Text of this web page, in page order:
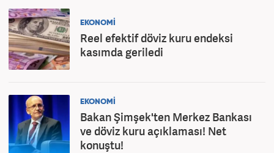
EKONOMİ
Reel efektif döviz kuru endeksi
kasımda geriledi
EKONOMİ
Bakan Şimşek'ten Merkez Bankası
ve döviz kuru açıklaması! Net
konuştu!